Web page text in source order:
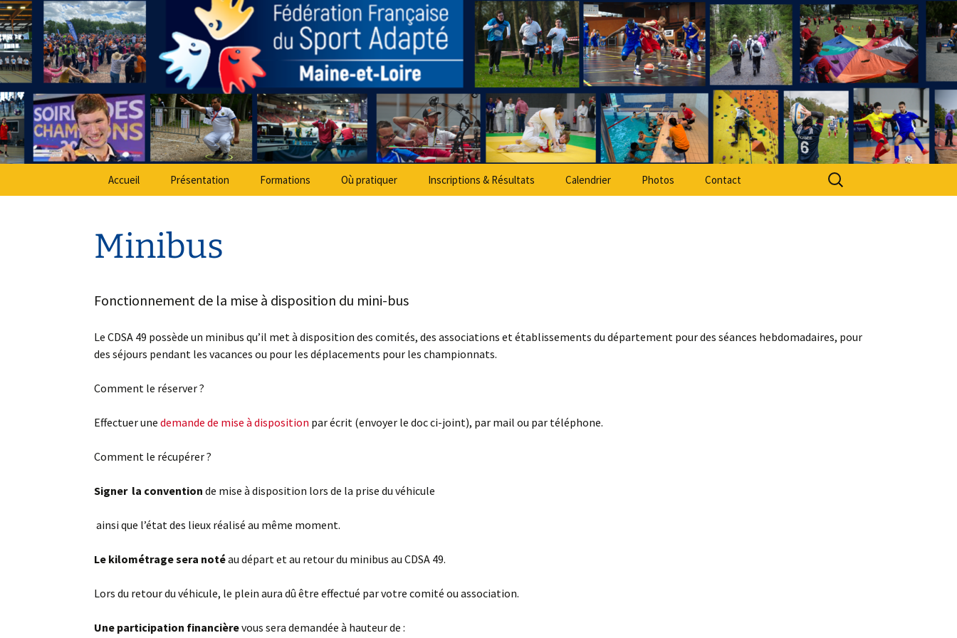
Aller
au
contenu
Comité Départemental Sport Adapté 49
Sport Adapté 49
Accueil Présentation Formations Où pratiquer Inscriptions & Résultats Calendrier Photos Contact
Rechercher :
Minibus
Fonctionnement de la mise à disposition du mini-bus
Le CDSA 49 possède un minibus qu’il met à disposition des comités, des associations et établissements du département pour des séances hebdomadaires, pour
des séjours pendant les vacances ou pour les déplacements pour les championnats.
Comment le réserver ?
Effectuer une demande de mise à disposition par écrit (envoyer le doc ci-joint), par mail ou par téléphone.
Comment le récupérer ?
Signer la convention de mise à disposition lors de la prise du véhicule
ainsi que l’état des lieux réalisé au même moment.
Le kilométrage sera notéau départ et au retour du minibus au CDSA 49.
Lors du retour du véhicule, le plein aura dû être effectué par votre comité ou association.
Une participation financièrevous sera demandée à hauteur de :